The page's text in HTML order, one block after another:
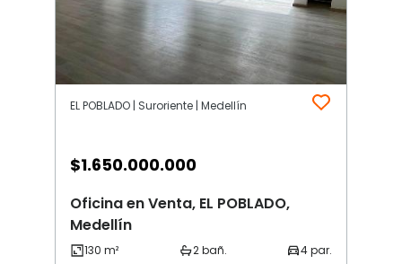
EL POBLADO | Suroriente | Medellín
$1.650.000.000
Oficina en Venta, EL POBLADO,
Medellín